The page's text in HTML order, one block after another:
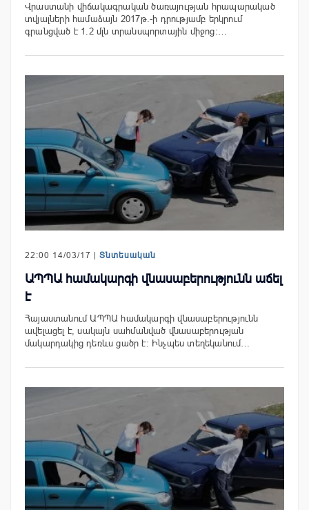
Վրաստանի վիճակագրական ծառայության հրապարակած
տվյալների համաձայն 2017թ.-ի դրությամբ երկրում
գրանցված է 1.2 մլն տրանսպորտային միջոց։…
22:00 14/03/17 | Տնտեսական
ԱՊՊԱ համակարգի վնասաբերությունն աճել
է
Հայաստանում ԱՊՊԱ համակարգի վնասաբերությունն
ավելացել է, սակայն սահմանված վնասաբերության
մակարդակից դեռևս ցածր է: Ինչպես տեղեկանում…